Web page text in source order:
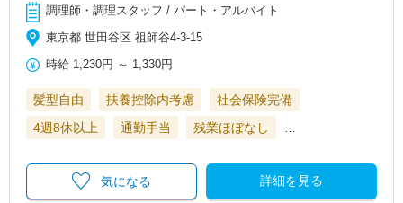
調理師・調理スタッフ / パート・アルバイト
東京都 世田谷区 祖師谷4-3-15
時給 1,230円 ～ 1,330円
髪型自由 扶養控除内考慮
社会保険完備
4週8休以上
通勤手当 残業ほぼなし
詳細を見る
気になる